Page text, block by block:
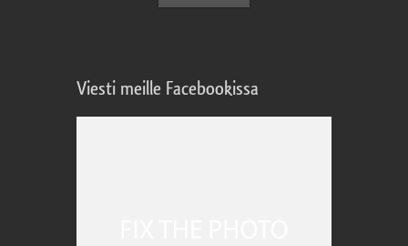
Viesti meille Facebookissa